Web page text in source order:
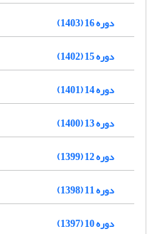
دوره 16 (1403)
دوره 15 (1402)
دوره 14 (1401)
دوره 13 (1400)
دوره 12 (1399)
دوره 11 (1398)
دوره 10 (1397)